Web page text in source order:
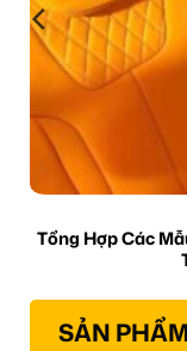
Tổng Hợp Các
SẢN